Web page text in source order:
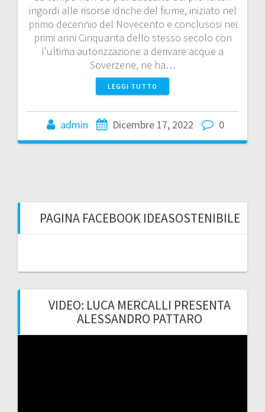
ingordi alle risorse idriche del fiume, iniziato nel
primo decennio del Novecento e conclusosi nei
primi anni Cinquanta dello stesso secolo con
l’ultima autorizzazione a derivare acque a
Soverzene, ne ha…
LEGGI TUTTO
admin Dicembre 17, 2022 0
PAGINA FACEBOOK IDEASOSTENIBILE
VIDEO: LUCA MERCALLI PRESENTA
ALESSANDRO PATTARO